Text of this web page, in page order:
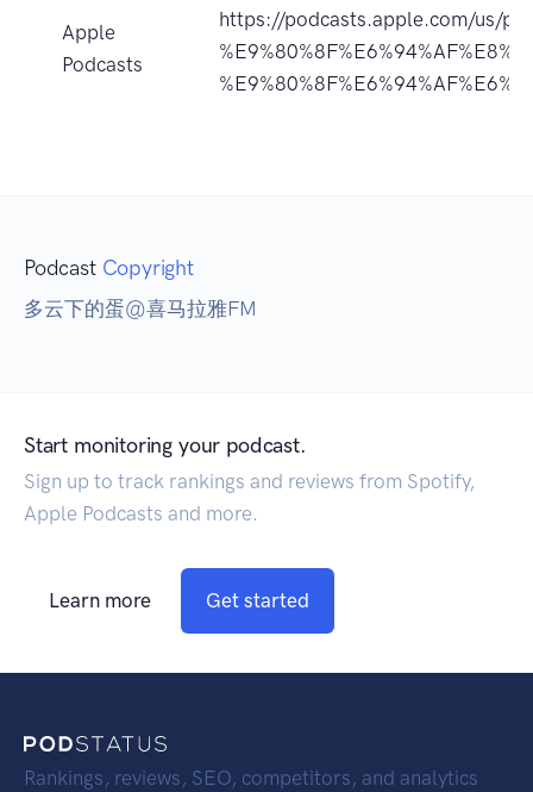
Apple
Podcasts
https://podcasts.apple.com/us/
Podcast Copyright
多云下的蛋@喜马拉雅FM
Start monitoring your podcast.
Sign up to track rankings and reviews from Spotify,
Apple Podcasts and more.
Learn more Get started
Rankings, reviews, SEO, competitors, and analytics